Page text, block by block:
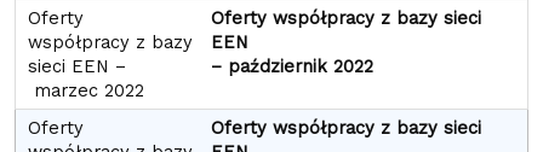
Oferty współpracy z bazy sieci
EEN
– październik 2022
Oferty współpracy z bazy sieci